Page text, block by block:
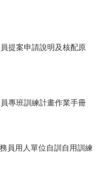
提案申請說明及核配原
專班訓練計畫作業手冊
員用人單位自訓自用訓練